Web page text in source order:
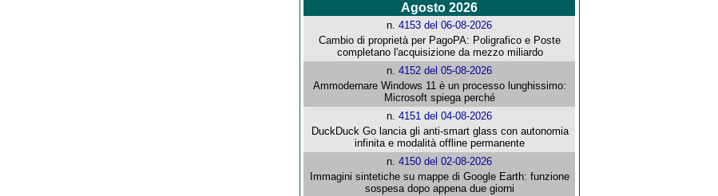
Agosto 2026
n.4153 del 06-08-2026
Cambio di proprietà per PagoPA: Poligrafico e Poste
completano l'acquisizione da mezzo miliardo
n.4152 del 05-08-2026
Ammodernare Windows 11 è un processo lunghissimo:
Microsoft spiega perché
n.4151 del 04-08-2026
DuckDuck Go lancia gli anti-smart glass con autonomia
infinita e modalità offline permanente
n.4150 del 02-08-2026
Immagini sintetiche su mappe di Google Earth: funzione
sospesa dopo appena due giorni